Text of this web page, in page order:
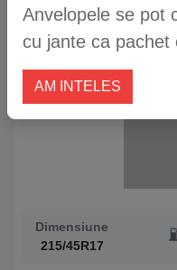
Dimensiune
215/45R17
Anvelopele se pot
cu jante ca pachet
AM INTELES